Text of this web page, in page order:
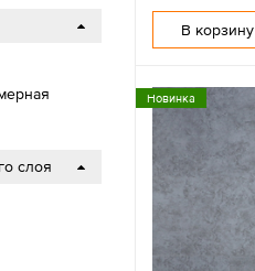
В корзину
Новинка
слоя